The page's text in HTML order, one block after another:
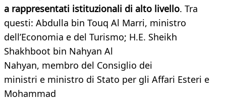
a rappresentati istituzionali di alto livello. Tra
questi: Abdulla bin Touq Al Marri, ministro
dell’Economia e del Turismo; H.E. Sheikh
Shakhboot bin Nahyan Al
Nahyan, membro del Consiglio dei
ministri e ministro di Stato per gli Affari Esteri e
Mohammad